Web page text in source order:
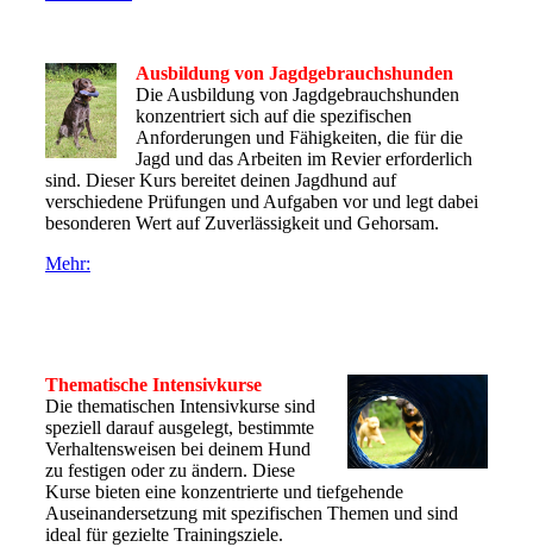
Ausbildung von Jagdgebrauchshunden
Die Ausbildung von Jagdgebrauchshunden
konzentriert sich auf die spezifischen
Anforderungen und Fähigkeiten, die für die
Jagd und das Arbeiten im Revier erforderlich
sind. Dieser Kurs bereitet deinen Jagdhund auf
verschiedene Prüfungen und Aufgaben vor und legt dabei
besonderen Wert auf Zuverlässigkeit und Gehorsam.
Mehr:
Thematische Intensivkurse
Die thematischen Intensivkurse sind
speziell darauf ausgelegt, bestimmte
Verhaltensweisen bei deinem Hund
zu festigen oder zu ändern. Diese
Kurse bieten eine konzentrierte und tiefgehende
Auseinandersetzung mit spezifischen Themen und sind
ideal für gezielte Trainingsziele.